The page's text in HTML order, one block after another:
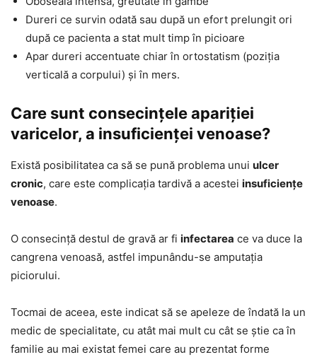
Dureri ce survin odată sau după un efort prelungit ori
după ce pacienta a stat mult timp în picioare
Apar dureri accentuate chiar în ortostatism (poziția
verticală a corpului) și în mers.
Care sunt consecințele apariției
varicelor, a insuficienței venoase?
Există posibilitatea ca să se pună problema unui ulcer
cronic, care este complicația tardivă a acestei insuficiențe
venoase.
O consecință destul de gravă ar fi infectarea ce va duce la
cangrena venoasă, astfel impunându-se amputația
piciorului.
Tocmai de aceea, este indicat să se apeleze de îndată la un
medic de specialitate, cu atât mai mult cu cât se știe ca în
familie au mai existat femei care au prezentat forme